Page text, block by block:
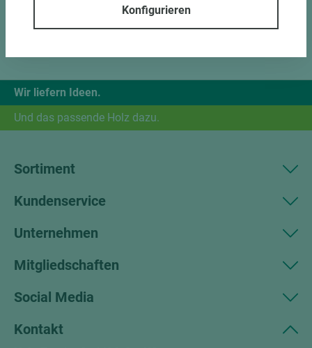
Wir liefern Ideen.
Und das passende Holz dazu.
Sortiment
Kundenservice
Unternehmen
Mitgliedschaften
Social Media
Kontakt
Konfigurieren